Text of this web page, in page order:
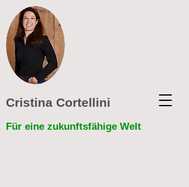
Cristina Cortellini
Für eine zukunftsfähige Welt